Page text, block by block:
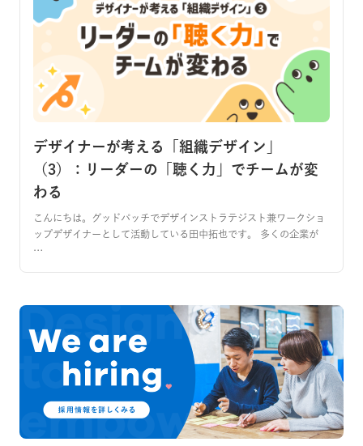
デザイナーが考える「組織デザイン」
（3）：リーダーの「聴く力」でチームが変
わる
こんにちは。グッドパッチでデザインストラテジスト兼ワークショ
ップデザイナーとして活動している田中拓也です。 多くの企業が
…